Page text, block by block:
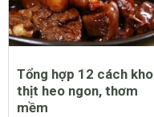
Tổng hợp 12 cách kho
thịt heo ngon, thơm
mềm